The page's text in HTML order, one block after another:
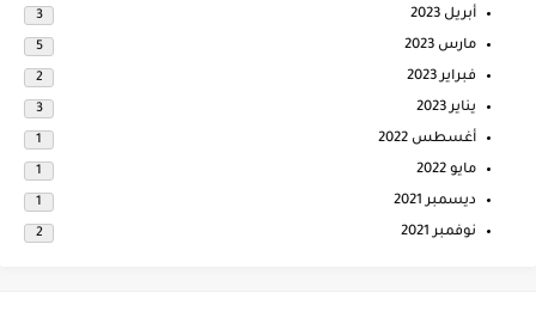
أبريل 2023 3
مارس 2023 5
فبراير 2023 2
يناير 2023 3
أغسطس 2022 1
مايو 2022 1
ديسمبر 2021 1
نوفمبر 2021 2